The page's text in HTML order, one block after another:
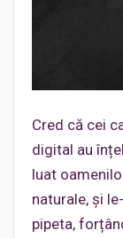
Cred că cei
digital au
luat
naturale, și
pipeta,